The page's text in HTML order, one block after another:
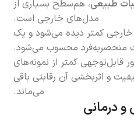
طبیعی، هم‌سطح بسیاری از
مدل‌های خارجی است.
خارجی کمتر دیده می‌شود و یک
منحصربه‌فرد محسوب می‌شود.
کمتر از نمونه‌های
و اثربخشی آن رقابتی باقی
می‌ماند.
و درمانی